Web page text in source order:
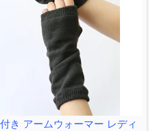
き アームウォーマー レディ